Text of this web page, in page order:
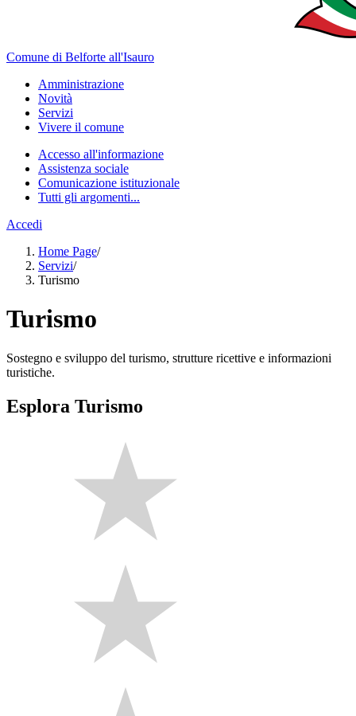
Comune di Belforte all'Isauro
Amministrazione
Novità
Servizi
Vivere il comune
Accesso all'informazione
Assistenza sociale
Comunicazione istituzionale
Tutti gli argomenti...
Accedi
Home Page/
Servizi/
Turismo
Turismo
Sostegno e sviluppo del turismo, strutture ricettive e informazioni
turistiche.
Esplora Turismo